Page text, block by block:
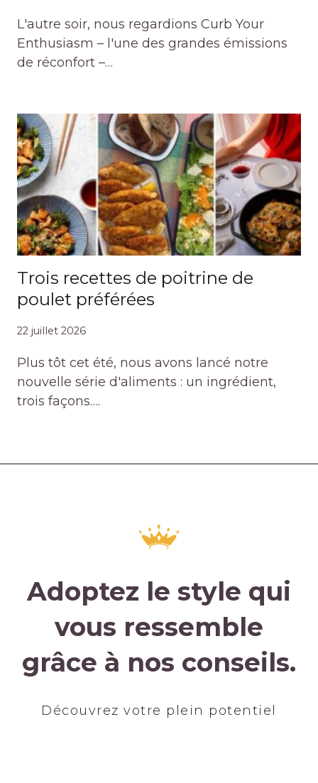
L'autre soir, nous regardions Curb Your
Enthusiasm – l'une des grandes émissions
de réconfort –…
Trois recettes de poitrine de
poulet préférées
22 juillet 2026
Plus tôt cet été, nous avons lancé notre
nouvelle série d'aliments : un ingrédient,
trois façons….
Adoptez le style qui
vous ressemble
grâce à nos conseils.
Découvrez votre plein potentiel